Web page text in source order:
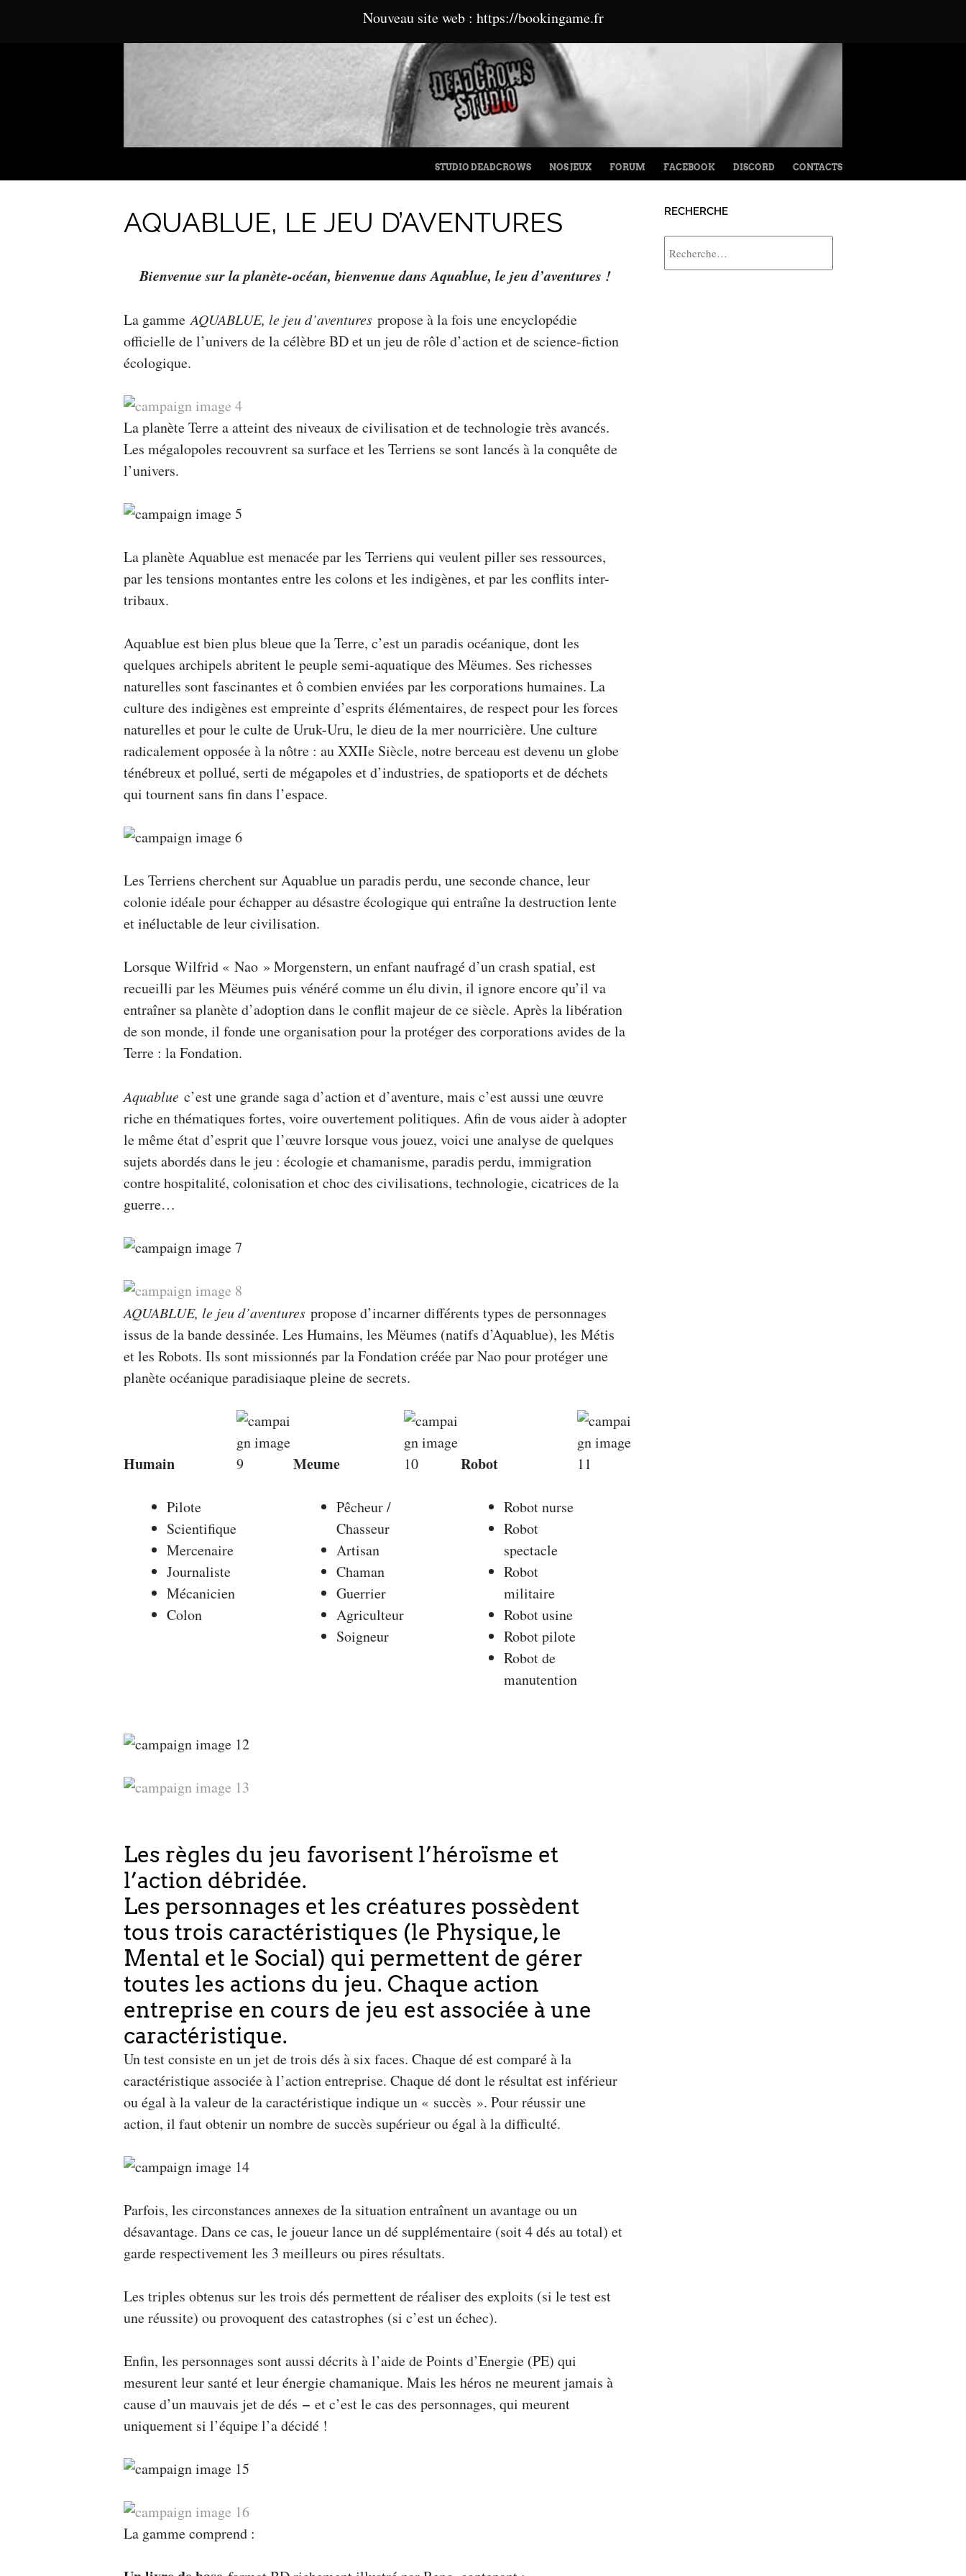
MENU
ALLER AU CONTENU
STUDIO DEADCROWS NOS JEUX FORUM FACEBOOK DISCORD CONTACTS
AQUABLUE, LE JEU D’AVENTURES
Bienvenue sur la planète-océan, bienvenue dans Aquablue, le jeu d’aventures !
La gammeAQUABLUE, le jeu d’aventures propose à la fois une encyclopédie
officielle de l’univers de la célèbre BD et un jeu de rôle d’action et de science-fiction
écologique.
La planète Terre a atteint des niveaux de civilisation et de technologie très avancés.
Les mégalopoles recouvrent sa surface et les Terriens se sont lancés à la conquête de
l’univers.
La planète Aquablue est menacée par les Terriens qui veulent piller ses ressources,
par les tensions montantes entre les colons et les indigènes, et par les conflits inter-
tribaux.
Aquablue est bien plus bleue que la Terre, c’est un paradis océanique, dont les
quelques archipels abritent le peuple semi-aquatique des Mëumes. Ses richesses
naturelles sont fascinantes et ô combien enviées par les corporations humaines. La
culture des indigènes est empreinte d’esprits élémentaires, de respect pour les forces
naturelles et pour le culte de Uruk-Uru, le dieu de la mer nourricière. Une culture
radicalement opposée à la nôtre : au XXIIe Siècle, notre berceau est devenu un globe
ténébreux et pollué, serti de mégapoles et d’industries, de spatioports et de déchets
qui tournent sans fin dans l’espace.
Les Terriens cherchent sur Aquablue un paradis perdu, une seconde chance, leur
colonie idéale pour échapper au désastre écologique qui entraîne la destruction lente
et inéluctable de leur civilisation.
Lorsque Wilfrid « Nao » Morgenstern, un enfant naufragé d’un crash spatial, est
recueilli par les Mëumes puis vénéré comme un élu divin, il ignore encore qu’il va
entraîner sa planète d’adoption dans le conflit majeur de ce siècle. Après la libération
de son monde, il fonde une organisation pour la protéger des corporations avides de la
Terre : la Fondation.
Aquablue c’est une grande saga d’action et d’aventure, mais c’est aussi une œuvre
riche en thématiques fortes, voire ouvertement politiques. Afin de vous aider à adopter
le même état d’esprit que l’œuvre lorsque vous jouez, voici une analyse de quelques
sujets abordés dans le jeu :​ écologie et chamanisme, paradis perdu, immigration
contre hospitalité, colonisation et choc des civilisations, technologie, cicatrices de la
guerre…
AQUABLUE, le jeu d’aventures propose d’incarner différents types de personnages
issus de la bande dessinée. Les Humains, les Mëumes (natifs d’Aquablue), les Métis
et les Robots. Ils sont missionnés par la Fondation créée par Nao pour protéger une
planète océanique paradisiaque pleine de secrets.
Humain
Pilote
Scientifique
Mercenaire
Journaliste
Mécanicien
Colon
Meume
Pêcheur /
Chasseur
Artisan
Chaman
Guerrier
Agriculteur
Soigneur
Robot
Robot nurse
Robot
spectacle
Robot
militaire
Robot usine
Robot pilote
Robot de
manutention
Les règles du jeu favorisent l’héroïsme et
l’action débridée.
Les personnages et les créatures possèdent
tous trois caractéristiques (le Physique, le
Mental et le Social) qui permettent de gérer
toutes les actions du jeu. Chaque action
entreprise en cours de jeu est associée à une
caractéristique.
Un test consiste en un jet de trois dés à six faces. Chaque dé est comparé à la
caractéristique associée à l’action entreprise. Chaque dé dont le résultat est inférieur
ou égal à la valeur de la caractéristique indique un « succès ». Pour réussir une
action, il faut obtenir un nombre de succès supérieur ou égal à la difficulté.
Parfois, les circonstances annexes de la situation entraînent un avantage ou un
désavantage. Dans ce cas, le joueur lance un dé supplémentaire (soit 4 dés au total) et
garde respectivement les 3 meilleurs ou pires résultats.
Les triples obtenus sur les trois dés permettent de réaliser des exploits (si le test est
une réussite) ou provoquent des catastrophes (si c’est un échec).
Enfin, les personnages sont aussi décrits à l’aide de Points d’Energie (PE) qui
mesurent leur santé et leur énergie chamanique. Mais les héros ne meurent jamais à
cause d’un mauvais jet de dés – et c’est le cas des personnages, qui meurent
uniquement si l’équipe l’a décidé !
La gamme comprend :
RECHERCHE
Nouveau site web : https://bookingame.fr